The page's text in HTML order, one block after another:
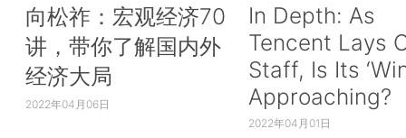
向松祚：宏观经济70
讲，带你了解国内外
经济大局
2022年04月06日
In Depth: As
Tencent Lays
Staff, Is Its
Approaching?
2022年04月01日